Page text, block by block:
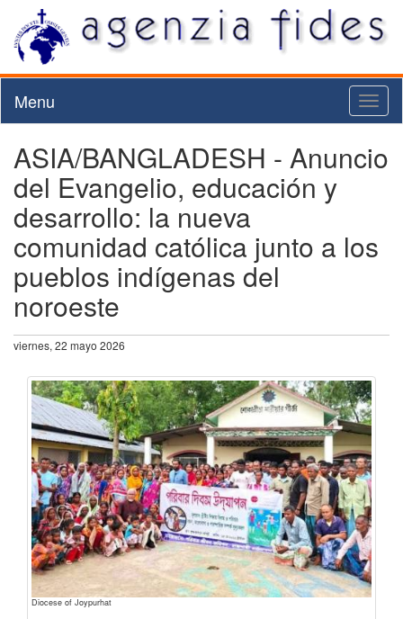
Menu
ASIA/BANGLADESH - Anuncio
del Evangelio, educación y
desarrollo: la nueva
comunidad católica junto a los
pueblos indígenas del
noroeste
viernes, 22 mayo 2026
Diocese of Joypurhat